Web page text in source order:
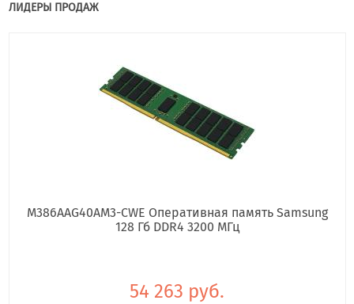
ЛИДЕРЫ ПРОДАЖ
M386AAG40AM3-CWE Оперативная память Samsung
128 Гб DDR4 3200 МГц
54 263 руб.